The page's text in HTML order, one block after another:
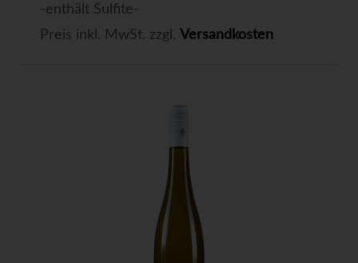
-enthält Sulfite-
Preis inkl. MwSt. zzgl. Versandkosten